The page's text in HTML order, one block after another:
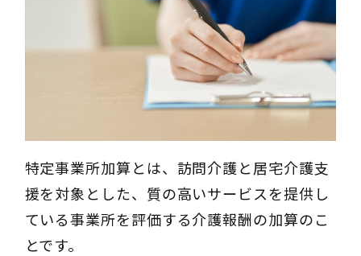
特定事業所加算とは、訪問介護と居宅介護支
援を対象とした、質の高いサービスを提供し
ている事業所を評価する介護報酬の加算のこ
とです。